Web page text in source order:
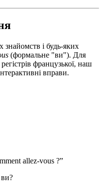
і будь-яких
(формальне "ви"). Для
французької, наш
вправи.
allez-vous ?”